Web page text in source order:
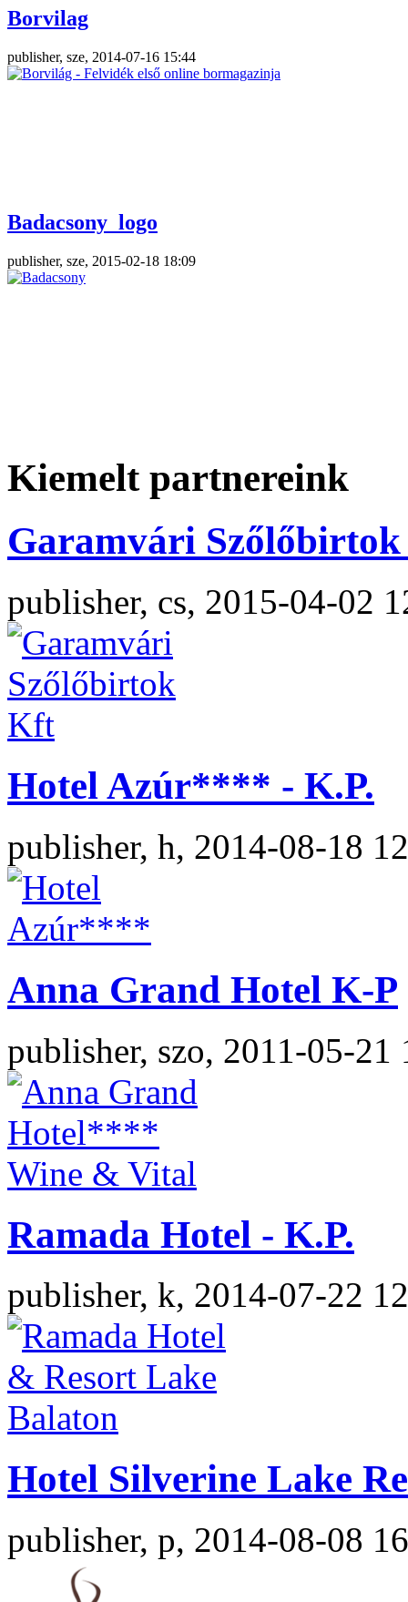
Borvilag
publisher, sze, 2014-07-16 15:44
Badacsony_logo
publisher, sze, 2015-02-18 18:09
Kiemelt partnereink
Garamvári
publisher, cs, 2015-04-02
Hotel Azúr**** - K.P.
publisher, h, 2014-08-18
Anna Grand Hotel K-P
publisher, szo, 2011-05-21
Ramada Hotel - K.P.
publisher, k, 2014-07-22
Hotel Silverine Lake
publisher, p, 2014-08-08